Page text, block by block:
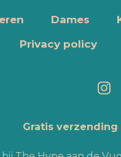
Dames
Privacy policy
Gratis verzending